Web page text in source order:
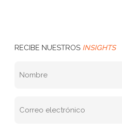
RECIBE NUESTROS INSIGHTS